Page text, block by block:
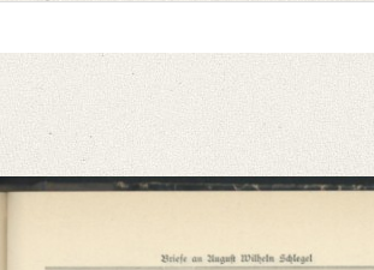
Hannover
Göttingen
erschlossen.
Otto: Briefe an August Wilhelm Schlegel. In:
mein Bester, unsre Goettingschen